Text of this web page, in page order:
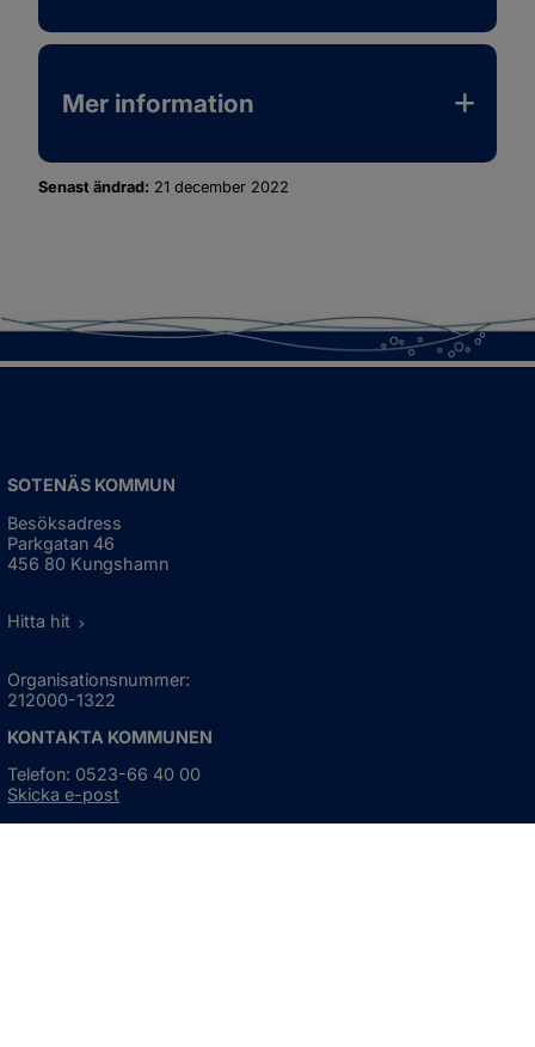
Mer information
Senast ändrad: 21 december 2022
SOTENÄS KOMMUN
Besöksadress
Parkgatan 46
456 80 Kungshamn
Hitta hit
Organisationsnummer:
212000-1322
KONTAKTA KOMMUNEN
Telefon: 0523-66 40 00
Skicka e-post